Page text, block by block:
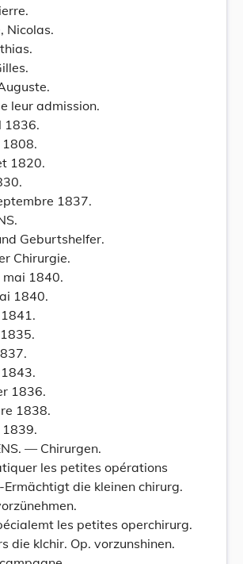
Nicolas.
leur admission.
1836.
1820.
1837.
Geburtshelfer.
Chirurgie.
1840.
1840.
1836.
1838.
1839.
— Chirurgen.
les petites opérations
die kleinen chirurg.
les petites operchirurg.
die klchir. Op. vorzunshinen.